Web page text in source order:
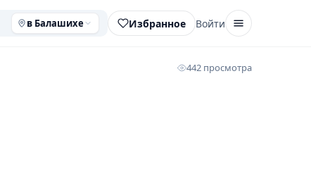
в Балашихе Избранное Войти
442 просмотра